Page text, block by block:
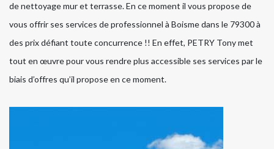
de nettoyage mur et terrasse. En ce moment il vous propose de
vous offrir ses services de professionnel à Boisme dans le 79300 à
des prix défiant toute concurrence !! En effet, PETRY Tony met
tout en œuvre pour vous rendre plus accessible ses services par le
biais d’offres qu’il propose en ce moment.